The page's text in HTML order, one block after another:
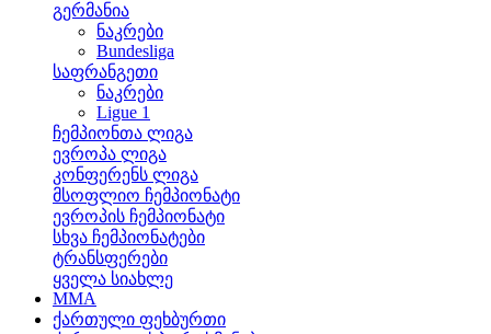
გერმანია
ნაკრები
Bundesliga
საფრანგეთი
ნაკრები
Ligue 1
ჩემპიონთა ლიგა
ევროპა ლიგა
კონფერენს ლიგა
მსოფლიო ჩემპიონატი
ევროპის ჩემპიონატი
სხვა ჩემპიონატები
ტრანსფერები
ყველა სიახლე
MMA
ქართული ფეხბურთი